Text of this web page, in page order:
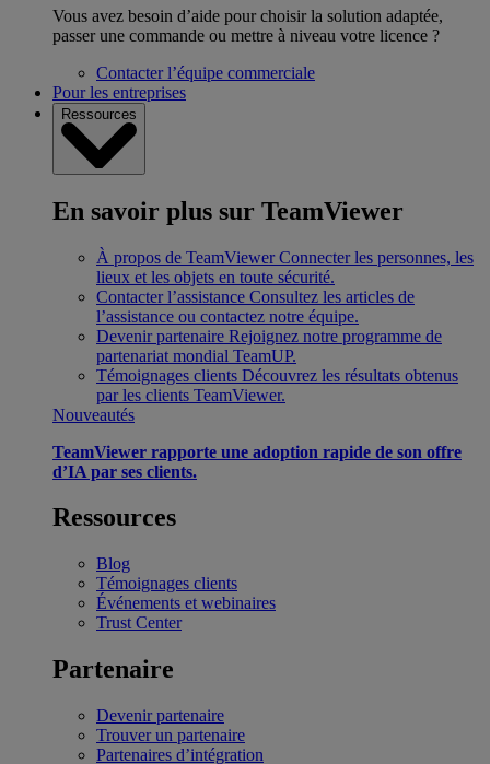
Vous avez besoin d’aide pour choisir la solution adaptée,
passer une commande ou mettre à niveau votre licence ?
Contacter l’équipe commerciale
Pour les entreprises
Ressources
En savoir plus sur TeamViewer
À propos de TeamViewer Connecter les personnes, les
lieux et les objets en toute sécurité.
Contacter l’assistance Consultez les articles de
l’assistance ou contactez notre équipe.
Devenir partenaire Rejoignez notre programme de
partenariat mondial TeamUP.
Témoignages clients Découvrez les résultats obtenus
par les clients TeamViewer.
Nouveautés
TeamViewer rapporte une adoption rapide de son offre
d’IA par ses clients.
Ressources
Blog
Témoignages clients
Événements et webinaires
Trust Center
Partenaire
Devenir partenaire
Trouver un partenaire
Partenaires d’intégration